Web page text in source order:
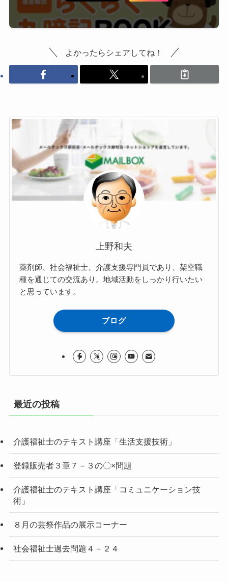
よかったらシェアしてね！
上野和夫
薬剤師、社会福祉士、介護支援専門員であり、架空職
種を通じての交流あり。地域活動をしっかり行いたい
と思っています。
ブログ
最近の投稿
介護福祉士のテキスト講座「生活支援技術」
登録販売者３章７－３の〇×問題
介護福祉士のテキスト講座「コミュニケーション技
術」
８月の芸祭作品の展示コーナー
社会福祉士過去問題４－２４